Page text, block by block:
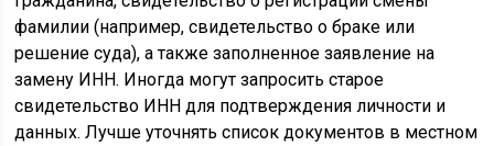
фамилии (например, свидетельство о браке или
решение суда), а также заполненное заявление на
замену ИНН. Иногда могут запросить старое
свидетельство ИНН для подтверждения личности и
данных. Лучше уточнять список документов в местном